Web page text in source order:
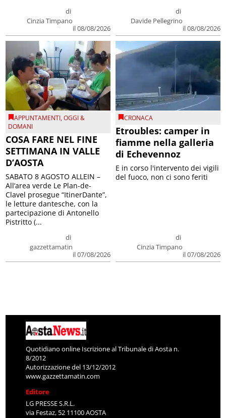
di
Cinzia Timpano
il 08/08/2026
di
Davide Pellegrino
il 08/08/2026
APPUNTAMENTI,OGGI &
DOMANI
COSA FARE NEL FINE
SETTIMANA IN VALLE
D’AOSTA
di
gazzettamatin
il 07/08/2026
SABATO 8 AGOSTO ALLEIN –
All’area verde Le Plan-de-
Clavel prosegue “ItinerDante”,
le letture dantesche, con la
partecipazione di Antonello
Pistritto (...
CRONACA
Etroubles: camper in
fiamme nella galleria
di Echevennoz
di
Cinzia Timpano
il 07/08/2026
E in corso l'intervento dei vigili
del fuoco, non ci sono feriti
Quotidiano online Iscrizione al Tribunale di Aosta n.
8/2012
Autorizzazione del 13/12/2012
www.gazzettamatin.com
Editore
LG PRESSE S.R.L.
via Festaz, 52 11100 AOSTA